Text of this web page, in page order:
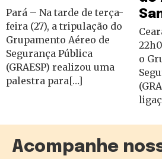
Pará – Na tarde de terça-
feira (27), a tripulação do
Grupamento Aéreo de
Segurança Pública
(GRAESP) realizou uma
palestra para[…]
o
Acompanhe